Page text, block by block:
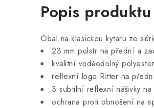
Popis produktu
Obal na klasickou kytaru ze
23 mm polstr na přední a
kvalitní voděodolný
reflexní logo Ritter na
3 subtilní reflexní nášivky
ochrana proti obnošení na